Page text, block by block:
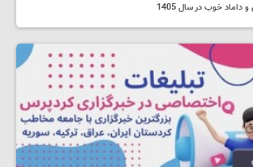
خوب در سال 1405